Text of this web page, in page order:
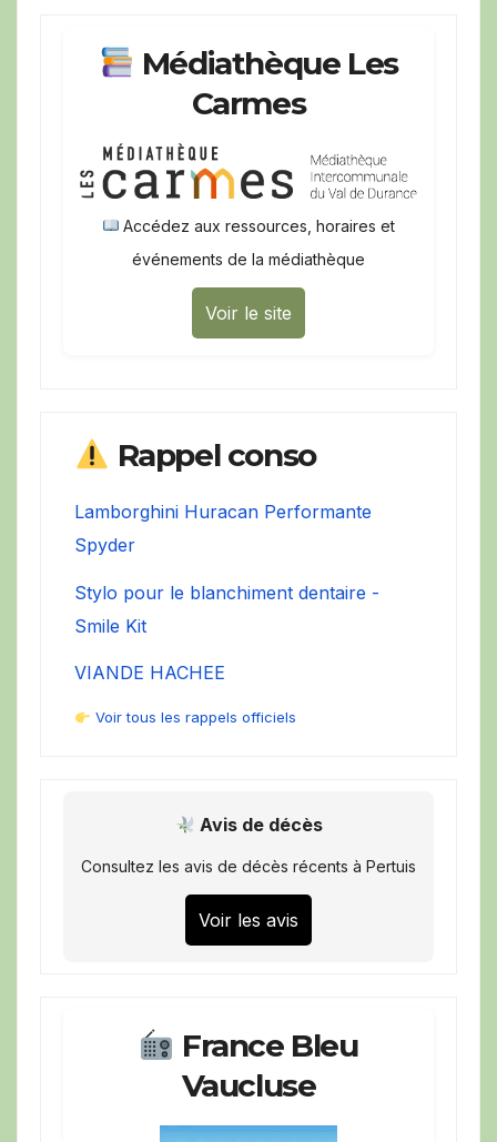
Médiathèque Les
Carmes
Accédez aux ressources, horaires et
événements de la médiathèque
Voir le site
Rappel conso
Lamborghini Huracan Performante
Spyder
Stylo pour le blanchiment dentaire -
Smile Kit
VIANDE HACHEE
Voir tous les rappels officiels
Avis de décès
Consultez les avis de décès récents à Pertuis
Voir les avis
France Bleu
Vaucluse